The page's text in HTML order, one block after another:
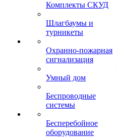
Комплекты СКУД
Шлагбаумы и
турникеты
Охранно-пожарная
сигнализация
Умный дом
Беспроводные
системы
Бесперебойное
оборудование